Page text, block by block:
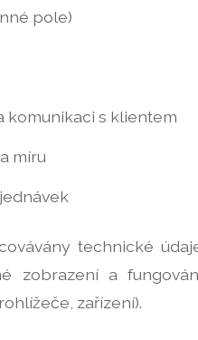
pole)
komunikaci s klientem
míru
technické
zobrazení a
zařízení).